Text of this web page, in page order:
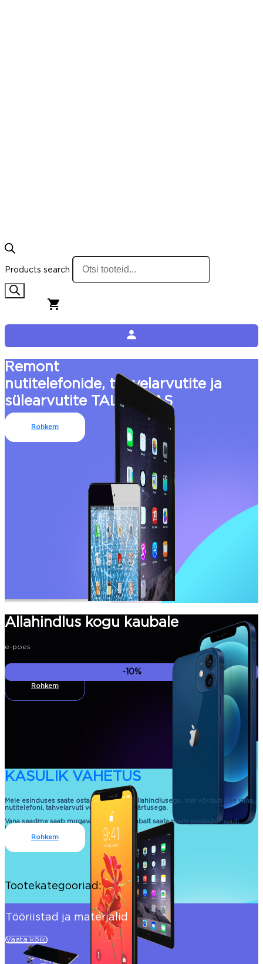
Products search
Remont
nutitelefonide, tahvelarvutite ja
sülearvutite TALLINNAS
Rohkem
Allahindlus kogu kaubale
e-poes
-10%
Rohkem
KASULIK VAHETUS
Meie esinduses saate osta uue seadme allahindlusega, mis võrdub teie vana
nutitelefoni, tahvelarvuti või sülearvuti väärtusega.
Vana seadme saab mugavalt ja kontaktivabalt saata meile pakiautomaadi
kaudu.
Rohkem
Tootekategooriad:
Tööriistad ja materjalid
Vaata kõiki